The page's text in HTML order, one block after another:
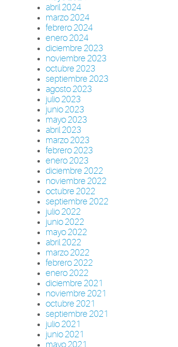
abril 2024
marzo 2024
febrero 2024
enero 2024
diciembre 2023
noviembre 2023
octubre 2023
septiembre 2023
agosto 2023
julio 2023
junio 2023
mayo 2023
abril 2023
marzo 2023
febrero 2023
enero 2023
diciembre 2022
noviembre 2022
octubre 2022
septiembre 2022
julio 2022
junio 2022
mayo 2022
abril 2022
marzo 2022
febrero 2022
enero 2022
diciembre 2021
noviembre 2021
octubre 2021
septiembre 2021
julio 2021
junio 2021
mayo 2021